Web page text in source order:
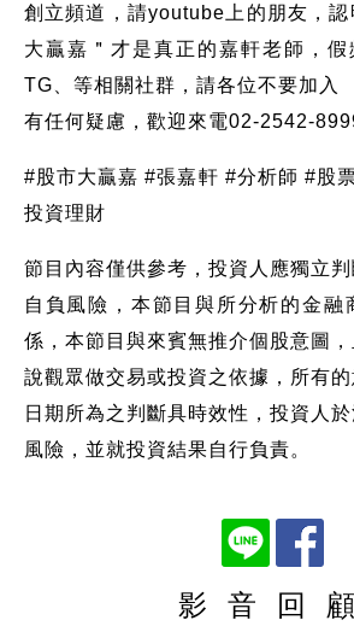
創立頻道，請youtube上的朋友，
大贏嘉＂才是真正的嘉軒老師，假
TG、等相關社群，請各位不要加入
有任何疑慮，歡迎來電02-2542-
#股市大贏嘉 #張嘉軒 #分析師 #股
投資理財
節目內容僅供參考，投資人應獨立
自負風險，本節目與所分析的金融
係，本節目與來賓無推介個股意圖
說觀眾做交易或投資之依據，所有
日期所為之判斷具時效性，投資人
風險，並就投資結果自行負責。
影 音 回 顧